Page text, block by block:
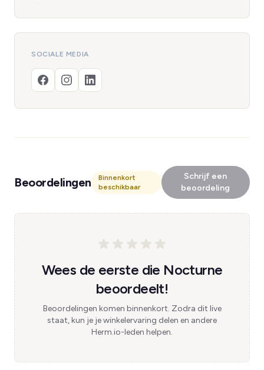
SOCIALE MEDIA
Beoordelingen
Binnenkort
beschikbaar
Schrijf een
beoordeling
Wees de eerste die Nocturne
beoordeelt!
Beoordelingen komen binnenkort. Zodra dit live
staat, kun je je winkelervaring delen en andere
Herm.io-leden helpen.